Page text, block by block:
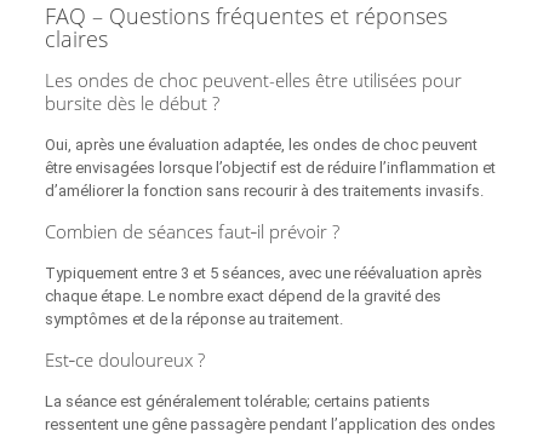
FAQ – Questions fréquentes et réponses
claires
Les ondes de choc peuvent-elles être utilisées pour
bursite dès le début ?
Oui, après une évaluation adaptée, les ondes de choc peuvent
être envisagées lorsque l’objectif est de réduire l’inflammation et
d’améliorer la fonction sans recourir à des traitements invasifs.
Combien de séances faut‑il prévoir ?
Typiquement entre 3 et 5 séances, avec une réévaluation après
chaque étape. Le nombre exact dépend de la gravité des
symptômes et de la réponse au traitement.
Est‑ce douloureux ?
La séance est généralement tolérable; certains patients
ressentent une gêne passagère pendant l’application des ondes